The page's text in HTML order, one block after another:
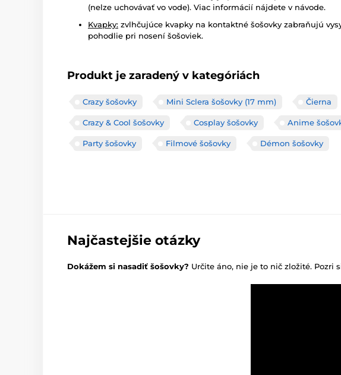
(nelze uchovávať vo vode). Viac informácií nájdete v návode.
Kvapky: zvlhčujúce kvapky na kontaktné šošovky zabraňujú
pohodlie pri nosení šošoviek.
Produkt je zaradený v kategóriách
Crazy šošovky Mini Sclera šošovky (17 mm) Čierna
Crazy & Cool šošovky Cosplay šošovky Anime
Party šošovky Filmové šošovky Démon šošovky
Najčastejšie otázky
Dokážem si nasadiť šošovky? Určite áno, nie je to nič zložité. Pozri